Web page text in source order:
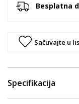
Besplatna
Sačuvajte u
Specifikacija